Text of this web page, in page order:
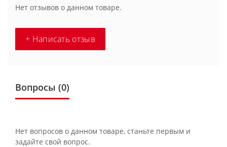
Нет отзывов о данном товаре.
+ Написать отзыв
Вопросы (0)
Нет вопросов о данном товаре, станьте первым и
задайте свой вопрос.